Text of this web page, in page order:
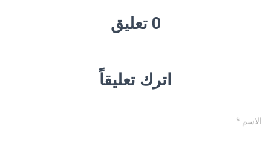
0 تعليق
اترك تعليقاً
الاسم *